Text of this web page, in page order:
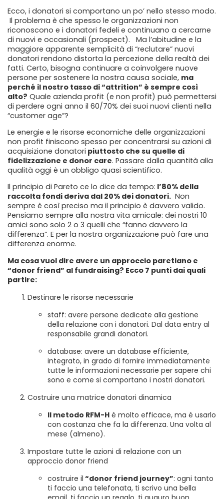
Ecco, i donatori si comportano un po’ nello stesso modo.
Il problema è che spesso le organizzazioni non
riconoscono e i donatori fedeli e continuano a cercarne
di nuovi e occasionali (prospect). Ma l’abitudine e la
maggiore apparente semplicità di “reclutare” nuovi
donatori rendono distorta la percezione della realtà dei
fatti. Certo, bisogna continuare a coinvolgere nuove
persone per sostenere la nostra causa sociale, ma
perché il nostro tasso di “attrition” è sempre così
alto? Quale azienda profit (e non profit) può permettersi
di perdere ogni anno il 60/70% dei suoi nuovi clienti nella
“customer age”?
Le energie e le risorse economiche delle organizzazioni
non profit finiscono spesso per concentrarsi su azioni di
acquisizione donatori piuttosto che su quelle di
fidelizzazione e donor care. Passare dalla quantità alla
qualità oggi è un obbligo quasi scientifico.
Il principio di Pareto ce lo dice da tempo: l’80% della
raccolta fondi deriva dal 20% dei donatori. Non
sempre è così preciso ma il principio è davvero valido.
Pensiamo sempre alla nostra vita amicale: dei nostri 10
amici sono solo 2 o 3 quelli che “fanno davvero la
differenza”. E per la nostra organizzazione può fare una
differenza enorme.
Ma cosa vuol dire avere un approccio paretiano e
“donor friend” al fundraising? Ecco 7 punti dai quali
partire:
Destinare le risorse necessarie
staff: avere persone dedicate alla gestione
della relazione con i donatori. Dal data entry al
responsabile grandi donatori.
database: avere un database efficiente,
integrato, in grado di fornire immediatamente
tutte le informazioni necessarie per sapere chi
sono e come si comportano i nostri donatori.
Costruire una matrice donatori dinamica
Il metodo RFM-H è molto efficace, ma è usarlo
con costanza che fa la differenza. Una volta al
mese (almeno).
Impostare tutte le azioni di relazione con un
approccio donor friend
costruire il “donor friend journey”: ogni tanto
ti faccio una telefonata, ti scrivo una bella